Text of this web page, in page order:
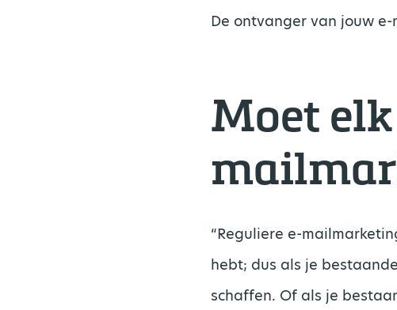
De ontvanger van jouw
Moet
“Reguliere e-
hebt; dus als je
schaffen. Of als je